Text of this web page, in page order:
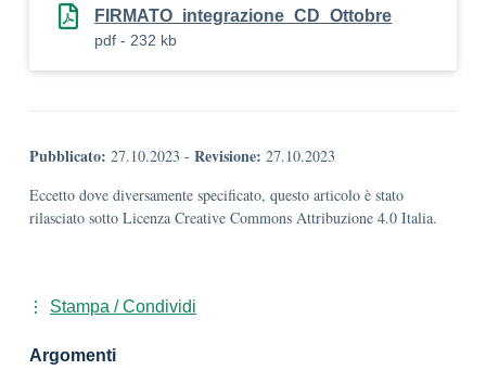
FIRMATO_integrazione_CD_Ottobre
pdf - 232 kb
Pubblicato: 27.10.2023 - Revisione: 27.10.2023
Eccetto dove diversamente specificato, questo articolo è stato
rilasciato sotto Licenza Creative Commons Attribuzione 4.0 Italia.
Stampa / Condividi
Argomenti